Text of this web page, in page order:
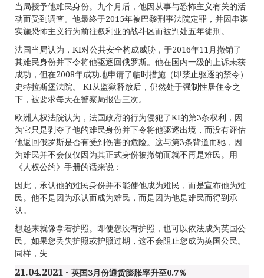
当局授予他难民身份。九个月后，他因从事与恐怖主义有关的活
动而受到调查。他最终于2015年被巴黎刑事法院定罪，并因串谋
实施恐怖主义行为前往叙利亚的战斗区而被判处五年徒刑。
法国当局认为，KI对公共安全构成威胁，于2016年11月撤销了
其难民身份并下令将他驱逐回俄罗斯。他在国内一级的上诉未获
成功，但在2008年成功地申请了临时措施（即禁止驱逐的禁令）
史特拉斯堡法院。 KI从监狱释放后，仍然处于强制性居住令之
下，被要求每天在警察局报告三次。
欧洲人权法院认为，法国政府的行为侵犯了KI的第3条权利，因
为它只是剥夺了他的难民身份并下令将他驱逐出境，而没有评估
他返回俄罗斯是否有受到伤害的危险。这与第3条背道而驰，因
为难民并不会仅仅因为其正式身份被撤销而就不再是难民。用
《人权公约》手册的话来说：
因此，承认他的难民身份并不能使他成为难民，而是宣布他为难
民。他不是因为承认而成为难民，而是因为他是难民而得到承
认。
想起来就像拿着护照。即使您没有护照，也可以依法成为英国公
民。如果您丢失护照或护照过期，这不会阻止您成为英国公民。
同样，失
21.04.2021 - 英国3月份通货膨胀率升至0.7％